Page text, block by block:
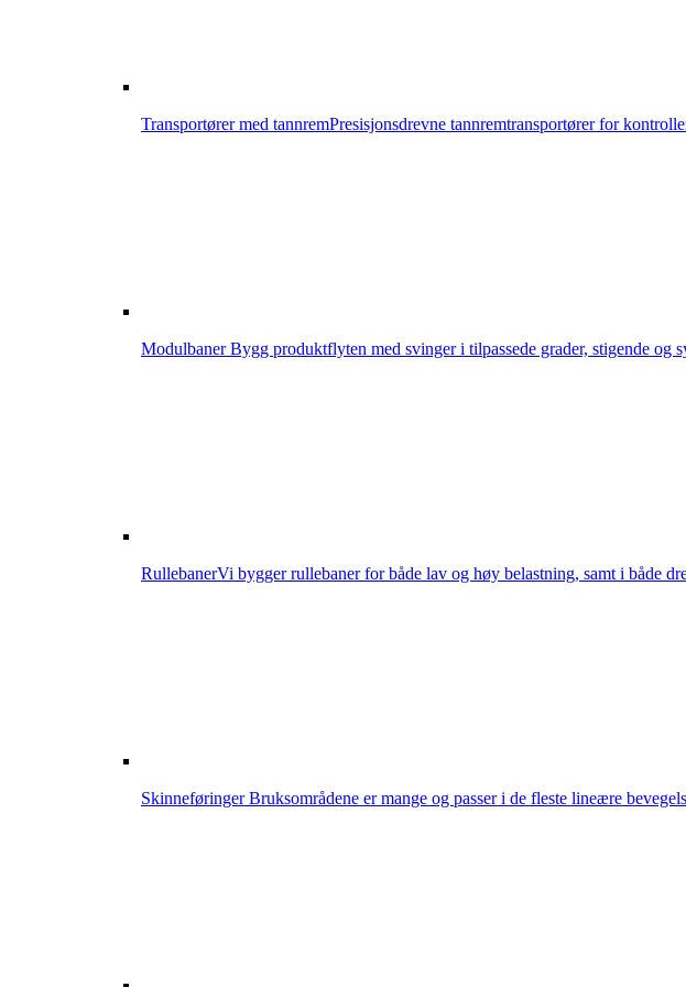
Transportører med tannremPresisjonsdrevne tannremtransportører for
ModulbanerBygg produktflyten med svinger i tilpassede grader, stigende og
RullebanerVi bygger rullebaner for både lav og høy belastning, samt i både
SkinneføringerBruksområdene er mange og passer i de fleste lineære